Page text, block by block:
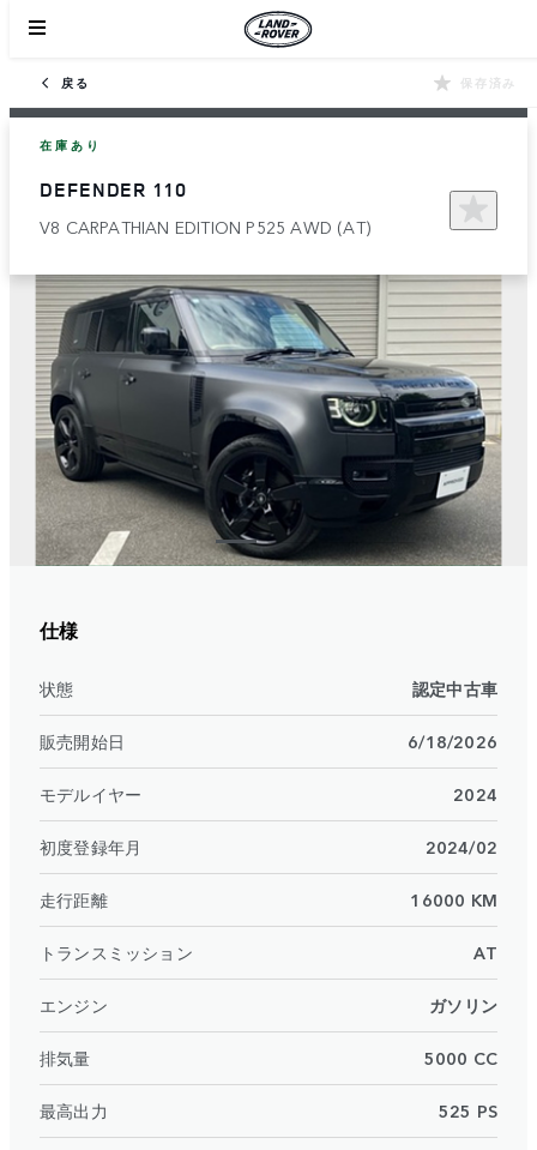
戻る 保存済み
在庫あり
DEFENDER 110
V8 CARPATHIAN EDITION P525 AWD (AT)
仕様
状態 認定中古車
販売開始日 6/18/2026
モデルイヤー 2024
初度登録年月 2024/02
走行距離 16000 KM
トランスミッション AT
エンジン ガソリン
排気量 5000 CC
最高出力 525 PS